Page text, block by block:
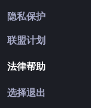
隐私保护
联盟计划
法律帮助
选择退出